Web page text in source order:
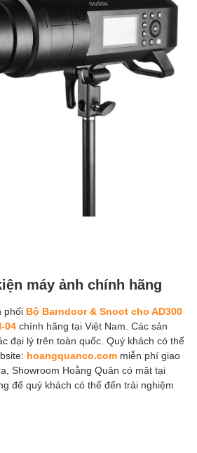
máy ảnh chính hãng
phối Bộ Barndoor & Snoot cho AD300
04 chính hãng tại Việt Nam. Các sản
đại lý trên toàn quốc. Quý khách có thể
hoangquanco.com miễn phí giao
Showroom Hoằng Quân có mặt tại
để quý khách có thể đến trải nghiệm